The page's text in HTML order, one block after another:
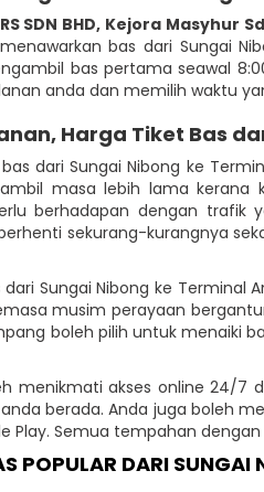
SDN BHD, Kejora Masyhur
bas dari Sungai
bas pertama seawal
anda dan memilih waktu
Harga Tiket Bas
dari Sungai Nibong ke
masa lebih lama kerana
berhadapan dengan trafik
sekurang-kurangnya
Sungai Nibong ke Terminal
musim perayaan
boleh pilih untuk menaiki
menikmati akses online 24/
berada. Anda juga boleh
Play. Semua tempahan
POPULAR DARI SUNGAI